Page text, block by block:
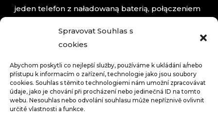
Spravovat Souhlas s
cookies
Abychom poskytli co nejlepší služby, používáme k ukládání a/nebo
přístupu k informacím o zařízení, technologie jako jsou soubory
cookies. Souhlas s těmito technologiemi nám umožní zpracovávat
údaje, jako je chování při procházení nebo jedinečná ID na tomto
webu. Nesouhlas nebo odvolání souhlasu může nepříznivě ovlivnit
určité vlastnosti a funkce.
jeden telefon z naładowaną baterią, połączeniem
Wyrusz w niezapomnianą przygodę!
Cena gry: 1490 CZK za całą drużynę.
CZĘSTO ZADAWANE PYTANIA